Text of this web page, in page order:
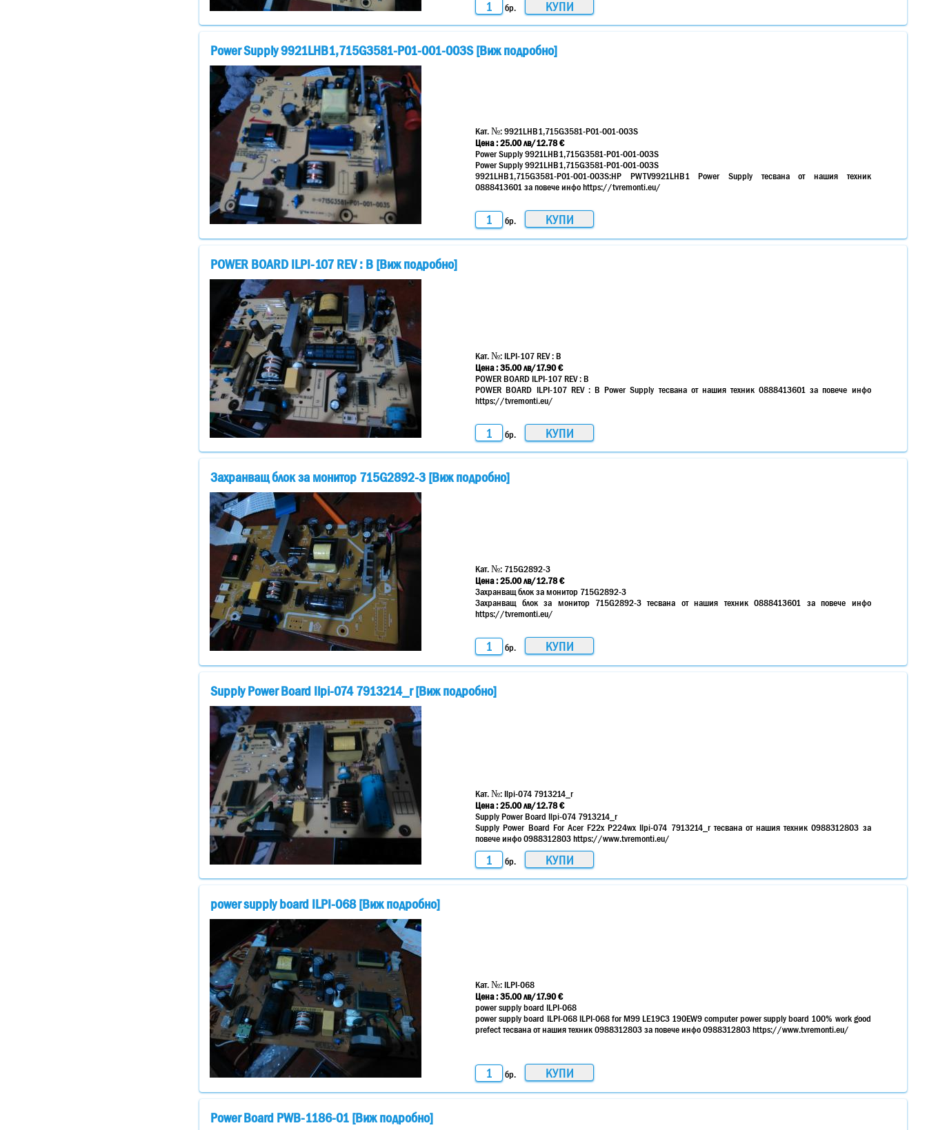
бр.
Power Supply 9921LHB1,715G3581-P01-001-003S [Виж подробно]
Кат. №:9921LHB1,715G3581-P01-001-003S
Цена :25.00лв/12.78 €
Power Supply 9921LHB1,715G3581-P01-001-003S
Power Supply 9921LHB1,715G3581-P01-001-003S
9921LHB1,715G3581-P01-001-003S:HP PWTV9921LHB1 Power Supply тесвана от нашия техник
0888413601 за повече инфо https://tvremonti.eu/
бр.
POWER BOARD ILPI-107 REV : B [Виж подробно]
Кат. №:ILPI-107 REV : B
Цена :35.00лв/17.90 €
POWER BOARD ILPI-107 REV : B
POWER BOARD ILPI-107 REV : B Power Supply тесвана от нашия техник 0888413601 за повече инфо
https://tvremonti.eu/
бр.
Захранващ блок за монитор 715G2892-3 [Виж подробно]
Кат. №: 715G2892-3
Цена :25.00лв/12.78 €
Захранващ блок за монитор 715G2892-3
Захранващ блок за монитор 715G2892-3 тесвана от нашия техник 0888413601 за повече инфо
https://tvremonti.eu/
бр.
Supply Power Board Ilpi-074 7913214_r [Виж подробно]
Кат. №:Ilpi-074 7913214_r
Цена :25.00лв/12.78 €
Supply Power Board Ilpi-074 7913214_r
Supply Power Board For Acer F22x P224wx Ilpi-074 7913214_r тесвана от нашия техник 0988312803 за
повече инфо 0988312803 https://www.tvremonti.eu/
бр.
power supply board ILPI-068 [Виж подробно]
Кат. №:ILPI-068
Цена :35.00лв/17.90 €
power supply board ILPI-068
power supply board ILPI-068 ILPI-068 for M99 LE19C3 190EW9 computer power supply board 100% work good
prefect тесвана от нашия техник 0988312803 за повече инфо 0988312803 https://www.tvremonti.eu/
бр.
Power Board PWB-1186-01 [Виж подробно]